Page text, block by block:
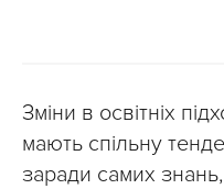
Зміни в освітніх
мають спільну
заради самих